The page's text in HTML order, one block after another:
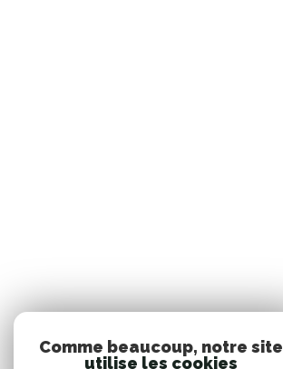
Comme beaucoup, notre site
utilise les cookies